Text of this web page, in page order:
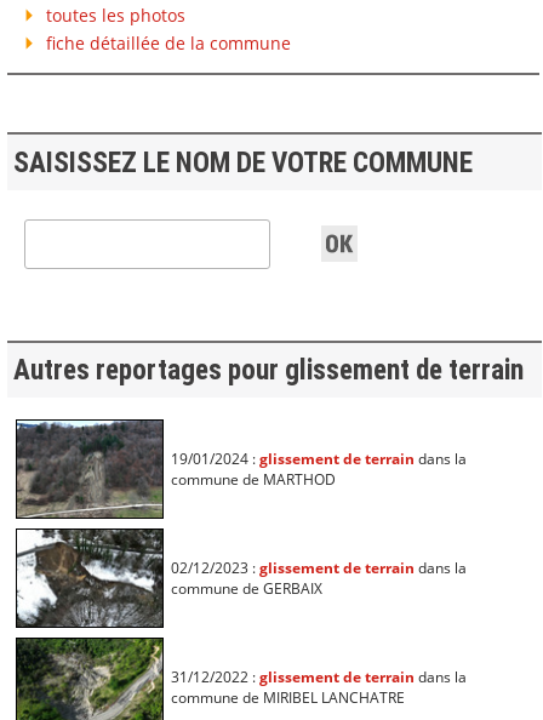
toutes les photos
fiche détaillée de la commune
SAISISSEZ LE NOM DE VOTRE COMMUNE
Autres reportages pour glissement de terrain
19/01/2024 :glissement de terrain dans la
commune de MARTHOD
02/12/2023 :glissement de terrain dans la
commune de GERBAIX
31/12/2022 :glissement de terrain dans la
commune de MIRIBEL LANCHATRE